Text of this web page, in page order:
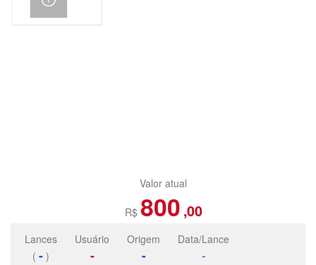
Valor atual
R$ 800 ,00
Lances
( - )
Usuário
-
Origem
-
Data/Lance
-